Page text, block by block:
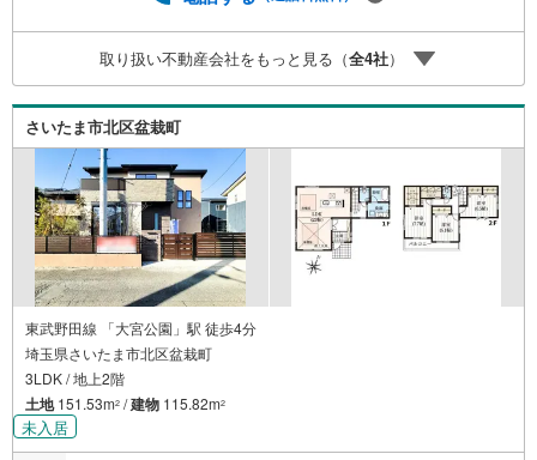
UBで生涯の安心をお届け◇東宝ハウスのライフパートナー
が直接ご対応ライフプランニング、かけつけサポート、Clu
b Offプレミ…
取り扱い不動産会社をもっと見る（全4社）
さいたま市北区盆栽町
東武野田線 「大宮公園」駅 徒歩4分
埼玉県さいたま市北区盆栽町
3LDK / 地上2階
土地151.53m2 /建物 115.82m2
未入居